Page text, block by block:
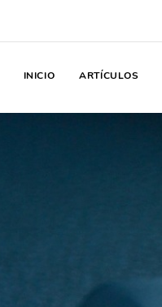
INICIO ARTÍCULOS